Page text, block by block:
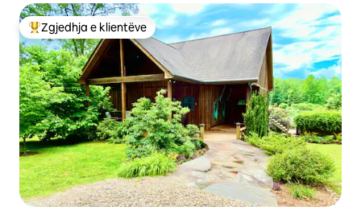
Më të mirat e zgjedhjeve të klientëve
Zgjedhja e klientëve